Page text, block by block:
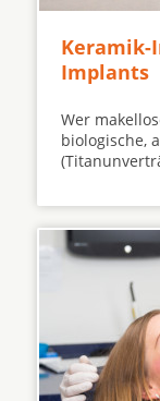
Keramik-
Implants
Wer
biologische,